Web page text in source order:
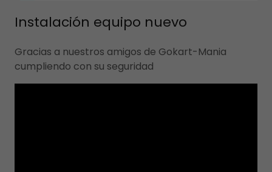
Instalación equipo nuevo
Gracias a nuestros amigos de Gokart-Mania
cumpliendo con su seguridad